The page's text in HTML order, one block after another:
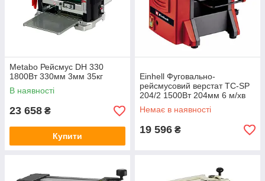
Metabo Рейсмус DH 330
1800Вт 330мм 3мм 35кг
В наявності
23 658 ₴
Купити
Einhell Фуговально-
рейсмусовий верстат TC-SP
204/2 1500Вт 204мм 6 м/хв
23.9кг
Немає в наявності
19 596 ₴